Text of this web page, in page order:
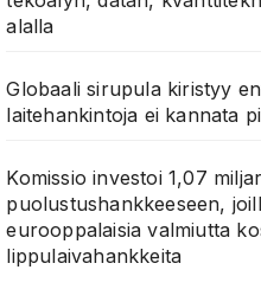
alalla
Globaali sirupula kiristyy
laitehankintoja ei kannata
Komissio investoi 1,07
puolustushankkeeseen,
eurooppalaisia valmiutta
lippulaivahankkeita